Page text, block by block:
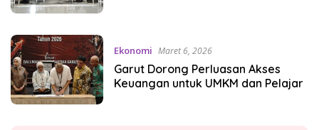
Ekonomi Maret 6, 2026
Garut Dorong Perluasan Akses
Keuangan untuk UMKM dan Pelajar